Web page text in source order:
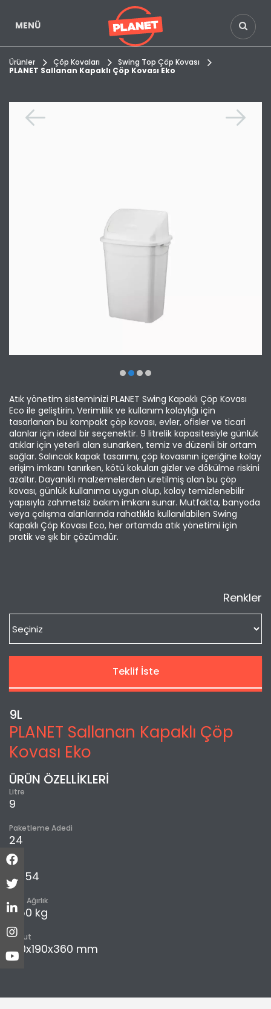
MENÜ
Ürünler Çöp Kovaları
Swing Top Çöp Kovası
PLANET Sallanan Kapaklı Çöp Kovası Eko
Atık yönetim sisteminizi PLANET Swing Kapaklı Çöp Kovası
Eco ile geliştirin. Verimlilik ve kullanım kolaylığı için
tasarlanan bu kompakt çöp kovası, evler, ofisler ve ticari
alanlar için ideal bir seçenektir. 9 litrelik kapasitesiyle günlük
atıklar için yeterli alan sunarken, temiz ve düzenli bir ortam
sağlar. Salıncak kapak tasarımı, çöp kovasının içeriğine kolay
erişim imkanı tanırken, kötü kokuları gizler ve dökülme riskini
azaltır. Dayanıklı malzemelerden üretilmiş olan bu çöp
kovası, günlük kullanıma uygun olup, kolay temizlenebilir
yapısıyla zahmetsiz bakım imkanı sunar. Mutfakta, banyoda
veya çalışma alanlarında rahatlıkla kullanılabilen Swing
Kapaklı Çöp Kovası Eco, her ortamda atık yönetimi için
pratik ve şık bir çözümdür.
Renkler
Teklif İste
9L
PLANET Sallanan Kapaklı Çöp
Kovası Eko
ÜRÜN ÖZELLİKLERİ
Litre
9
Paketleme Adedi
24
m³
0,054
Brüt Ağırlık
9,50 kg
Boyut
150x190x360 mm